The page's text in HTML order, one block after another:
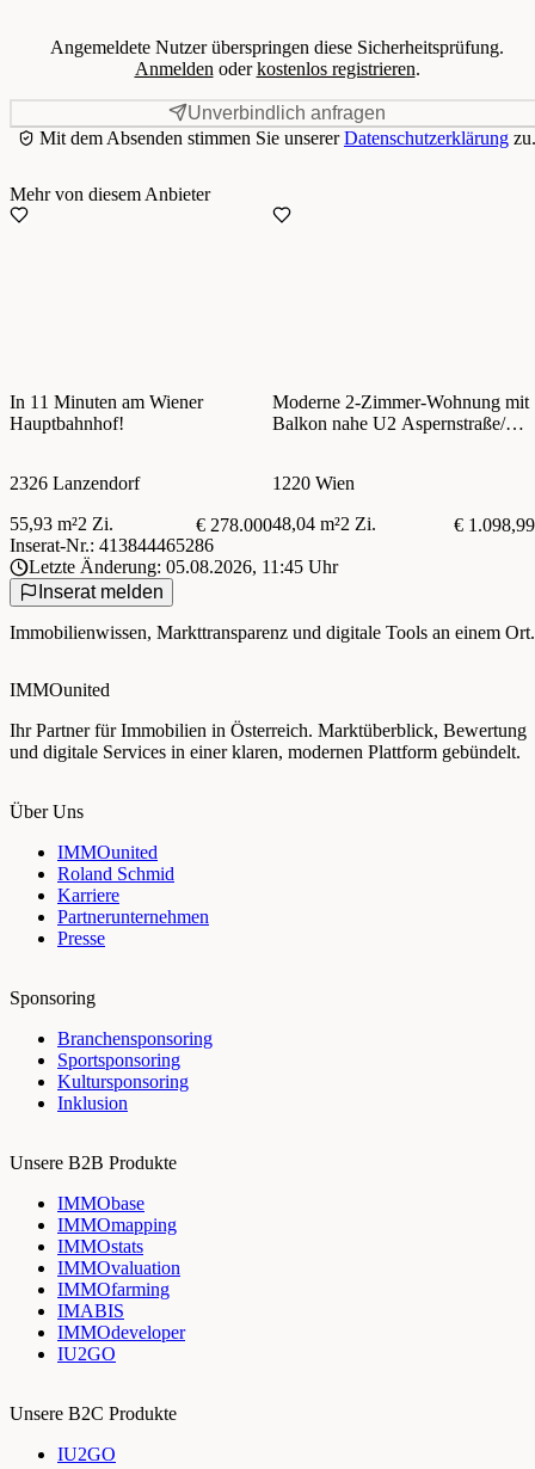
Angemeldete Nutzer überspringen diese Sicherheitsprüfung.
Anmelden oderkostenlos registrieren.
Unverbindlich anfragen
Mit dem Absenden stimmen Sie unsererDatenschutzerklärung zu.
Mehr von diesem Anbieter
In 11 Minuten am Wiener
Hauptbahnhof!
2326 Lanzendorf
55,93 m²2 Zi. € 278.000
Moderne 2-Zimmer-Wohnung mit
Balkon nahe U2 Aspernstraße/
1220 Wien
48,04 m²2 Zi.
€ 1.098,99
Inserat-Nr.: 413844465286
Letzte Änderung: 05.08.2026, 11:45 Uhr
Inserat melden
Immobilienwissen, Markttransparenz und digitale Tools an einem Ort.
IMMOunited
Ihr Partner für Immobilien in Österreich. Marktüberblick, Bewertung
und digitale Services in einer klaren, modernen Plattform gebündelt.
Über Uns
IMMOunited
Roland Schmid
Karriere
Partnerunternehmen
Presse
Sponsoring
Branchensponsoring
Sportsponsoring
Kultursponsoring
Inklusion
Unsere B2B Produkte
IMMObase
IMMOmapping
IMMOstats
IMMOvaluation
IMMOfarming
IMABIS
IMMOdeveloper
IU2GO
Unsere B2C Produkte
IU2GO